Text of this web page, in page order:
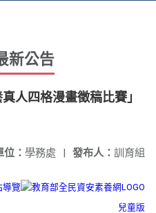
新公告
人四格漫畫徵稿比賽」
發布人： 訓育組
： 學務處 |
導覽
兒童版